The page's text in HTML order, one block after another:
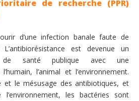
de recherche (PPR)
d’une infection banale faute de
est devenue un
de santé publique avec une
l’animal et l’environnement.
et le mésusage des antibiotiques, et
les bactéries sont